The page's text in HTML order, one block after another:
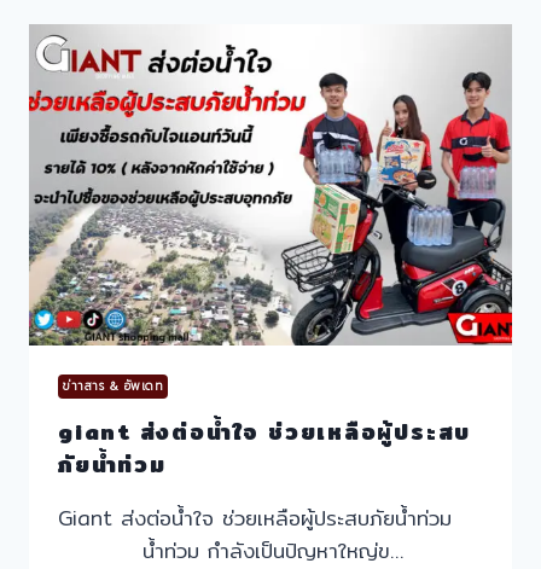
แต่ง
รถ
ฟรี!
ข่าาสาร & อัพเดท
giant ส่งต่อน้ำใจ ช่วยเหลือผู้ประสบ
ภัยน้ำท่วม
Giant ส่งต่อน้ำใจ ช่วยเหลือผู้ประสบภัยน้ำท่วม
น้ำท่วม กำลังเป็นปัญหาใหญ่ข…